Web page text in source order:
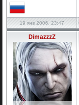
19 янв 2006, 23:47
DimazzzZ